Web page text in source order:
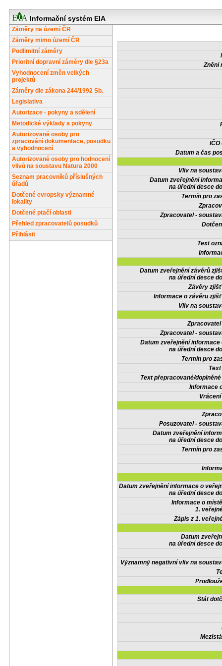
Informační systém EIA
Záměry na území ČR
Záměry mimo území ČR
Podlimitní záměry
Prioritní dopravní záměry dle §23a
Vyhodnocení změn velkých
projektů
Záměry dle zákona 244/1992 Sb.
Legislativa
Autorizace - pokyny a sdělení
Metodické výklady a pokyny
Autorizované osoby pro
zpracování dokumentace, posudku
a vyhodnocení
Autorizované osoby pro hodnocení
vlivů na soustavu Natura 2000
Seznam pracovníků příslušných
úřadů
Dotčené evropsky významné
lokality
Dotčené ptačí oblasti
Přehled zpracovatelů posudků
Přihlásit
Znění
IČO
Datum a čas
Vliv na
Datum zveřejnění
na úřední desce
Termín pro
Zpracovatel -
Text
Datum zveřejnění závěrů
na úřední desce
Závěry
Informace o závěru
Vliv na
Zpracovatel -
Datum zveřejnění informace
na úřední desce
Termín pro
Text přepracované/
Informace
Posuzovatel -
Datum zveřejnění
na úřední desce
Termín pro
Datum zveřejnění informace o
na úřední desce
Informace o
1.
Zápis z 1.
Datum
na úřední desce
Významný negativní vliv na
Stát